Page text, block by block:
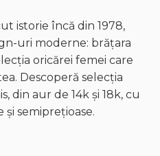
istorie încă din 1978,
uri moderne: brățara
oricărei femei care
Descoperă selecția
din aur de 14k și 18k, cu
și semiprețioase.